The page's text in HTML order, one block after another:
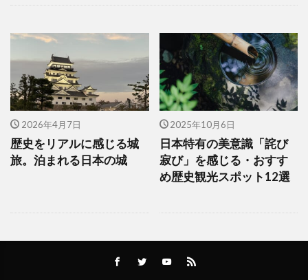
2026年4月7日
歴史をリアルに感じる城
旅。泊まれる日本の城
2025年10月6日
日本特有の美意識「詫び
寂び」を感じる・おすす
め歴史観光スポット12選